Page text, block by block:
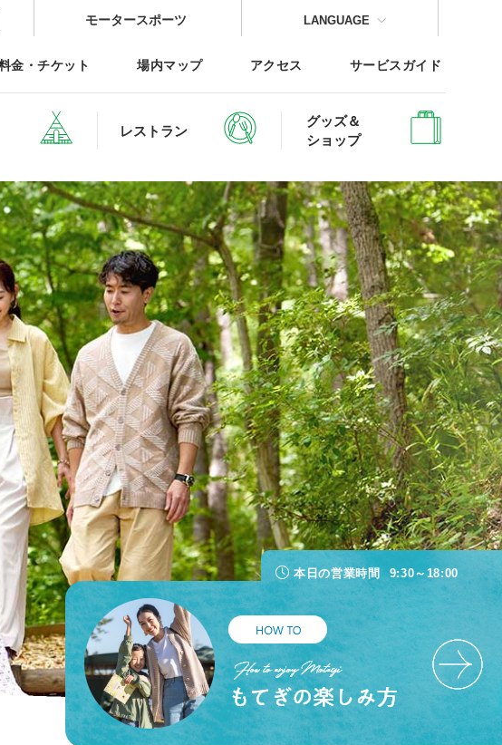
モータースポーツ LANGUAGE
金・チケット 場内マップ アクセス サービスガイド
レストラン
グッズ＆
ショップ
CLOSE
プヴィレッジ ホテル
もてぎ
CLOSE
巨大ネットの森 SUMIKA
クルマ＆
バイクのアトラクション
CLOSE
SUPER GT
スーパー耐久
る（走行体験・レース参戦・スクール）
もてぎチャンピオンカップ
CLOSE
キャンプヴィレッジTOP
ログキャビン・林間サイト
期間限定スペシャルプラン
ズサイトTOP
CLOSE
森のキッチン どんぐり
CLOSE
本日の営業時間 9:30～18:00